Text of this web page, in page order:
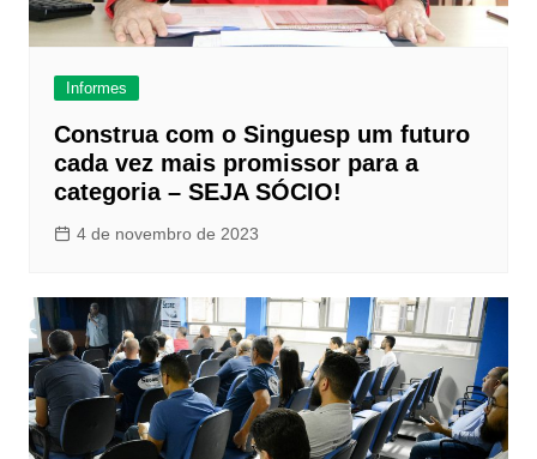
Informes
Construa com o Singuesp um futuro
cada vez mais promissor para a
categoria – SEJA SÓCIO!
4 de novembro de 2023